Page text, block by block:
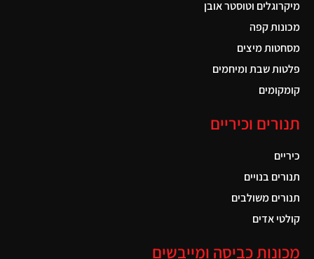
מיקרוגלים וטוסטר אובן
מכונות קפה
מסחטות מיצים
פלטות שבת ומיחמים
קומקומים
תנורים וכיריים
כיריים
תנורים בנויים
תנורים משולבים
קולטי אדים
מכונות כביסה ומייבשים